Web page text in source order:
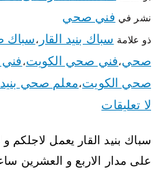
نشر في فني صحي
ذو علامة سباك بنيد القار ،سباك
صحي،فني صحي الكويت،فني
صحي الكويت،معلم صحي بنيد
لا تعليقات
سباك بنيد القار يعمل
على مدار الاربع و العشرين